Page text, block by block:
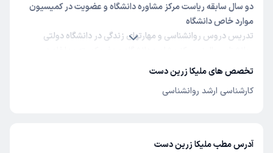
دو سال سابقه ریاست مرکز مشاوره دانشگاه و عضویت در کمیسیون
موارد خاص دانشگاه
تدریس دروس روانشناسی و مهارتهای زندگی در دانشگاه دولتی
بحران خودکشی
همکاری با سازمان بهزیستی در طرح «مشاوره پیش از طلاق» مراجعین
دادگستری
تخصص های ملیکا زرین دست
کارشناسی ارشد روانشناسی
آدرس مطب ملیکا زرین دست